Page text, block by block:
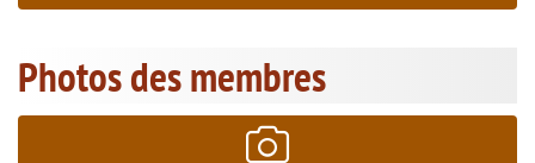
Photos des membres